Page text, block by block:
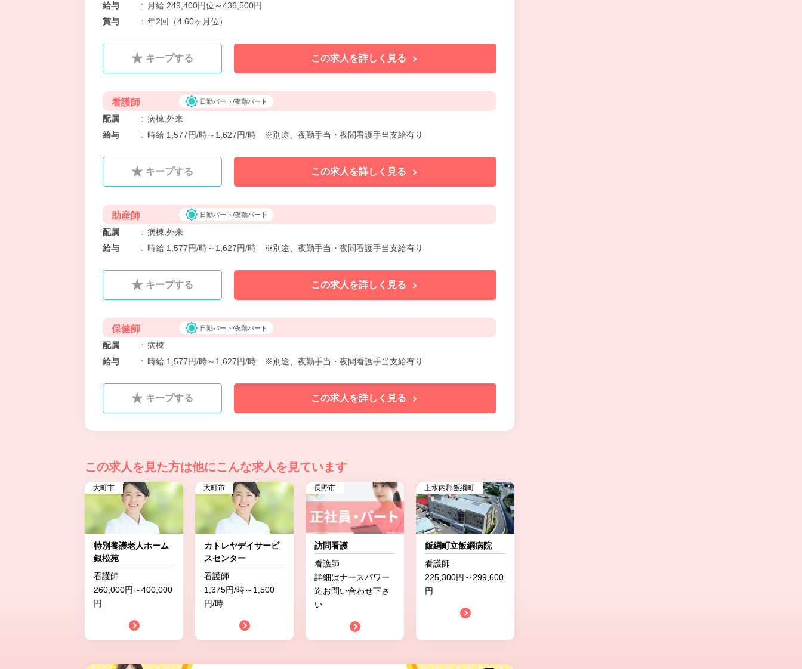
給与
:
月給 249,400円位～436,500円
賞与
: 年2回（4.60ヶ月位）
キープする この求人を詳しく見る
看護師 日勤パート/夜勤パート
配属 : 病棟,外来
給与
: 時給 1,577円/時～1,627円/時 ※別途、夜勤手当・夜間看護手当支給有り
キープする この求人を詳しく見る
助産師 日勤パート/夜勤パート
配属 : 病棟,外来
給与
: 時給 1,577円/時～1,627円/時 ※別途、夜勤手当・夜間看護手当支給有り
キープする この求人を詳しく見る
保健師 日勤パート/夜勤パート
配属 : 病棟
給与
: 時給 1,577円/時～1,627円/時 ※別途、夜勤手当・夜間看護手当支給有り
キープする この求人を詳しく見る
この求人を見た方は他にこんな求人を見ています
大町市
特別養護老人ホーム
銀松苑
看護師
260,000円～400,000
円
大町市
カトレヤデイサービ
スセンター
看護師
1,375円/時～1,500
円/時
長野市
訪問看護
看護師
詳細はナースパワー
迄お問い合わせ下さ
い
上水内郡飯綱町
飯綱町立飯綱病院
看護師
225,300円～299,600
円